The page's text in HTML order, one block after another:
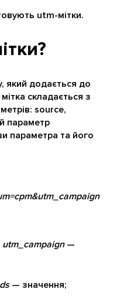
utm-мітки.
який додається до
складається з
source,
параметр
параметра та його
—
— значення;